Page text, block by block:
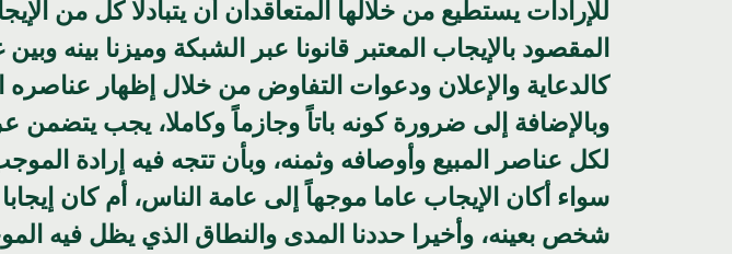
للإرادات يستطيع من خلالها المتعاقدان أن يتبادلا كل من
المقصود بالإيجاب المعتبر قانونا عبر الشبكة وميزنا بينه
كالدعاية والإعلان ودعوات التفاوض من خلال إظهار عناصره
وبالإضافة إلى ضرورة كونه باتاً وجازماً وكاملا، يجب يتضمن
لكل عناصر المبيع وأوصافه وثمنه، وبأن تتجه فيه إرادة
سواء أكان الإيجاب عاما موجهاً إلى عامة الناس، أم كان
شخص بعينه، وأخيرا حددنا المدى والنطاق الذي يظل فيه